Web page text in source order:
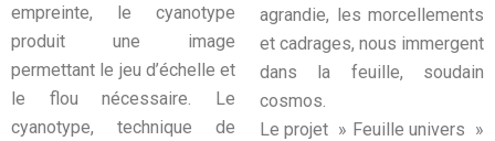
empreinte, le cyanotype
produit une image
permettant le jeu d’échelle et
le flou nécessaire. Le
cyanotype, technique de
agrandie, les morcellements
et cadrages, nous immergent
dans la feuille, soudain
cosmos.
Le projet » Feuille univers »